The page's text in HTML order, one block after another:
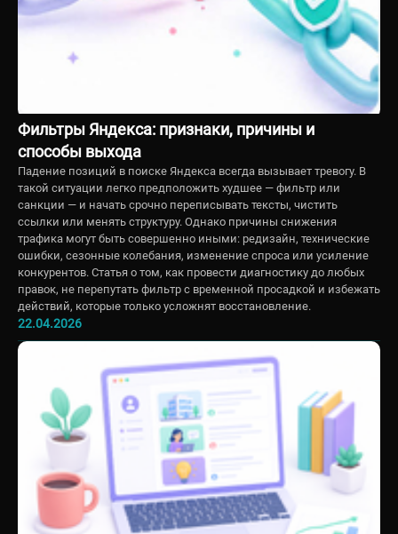
Фильтры Яндекса: признаки, причины и
способы выхода
Падение позиций в поиске Яндекса всегда вызывает тревогу. В
такой ситуации легко предположить худшее — фильтр или
санкции — и начать срочно переписывать тексты, чистить
ссылки или менять структуру. Однако причины снижения
трафика могут быть совершенно иными: редизайн, технические
ошибки, сезонные колебания, изменение спроса или усиление
конкурентов. Статья о том, как провести диагностику до любых
правок, не перепутать фильтр с временной просадкой и избежать
действий, которые только усложнят восстановление.
22.04.2026